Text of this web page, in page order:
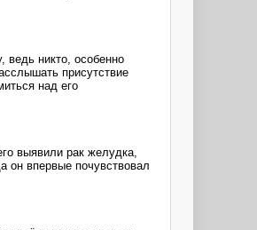
никто, особенно
присутствие
над его
выявили рак желудка,
он впервые почувствовал